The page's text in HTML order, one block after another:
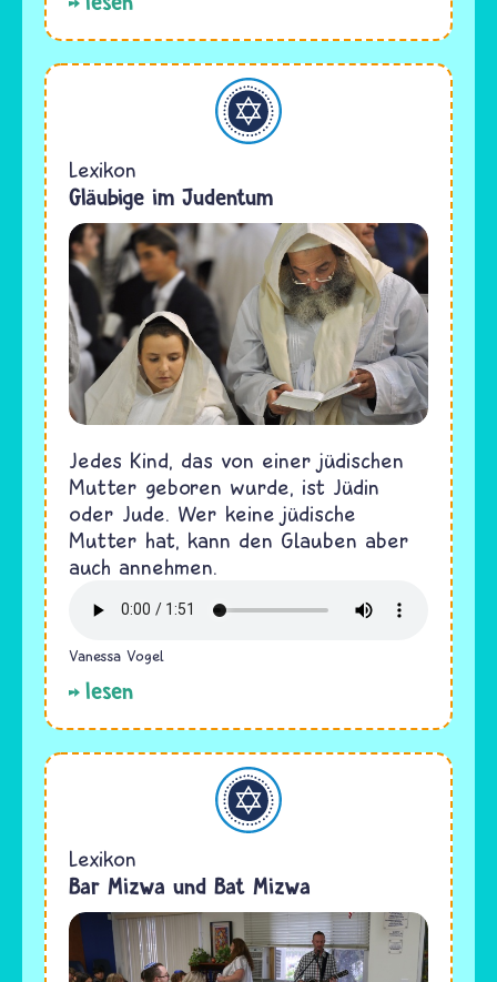
Judentum
Lexikon
Gläubige im Judentum
Jedes Kind, das von einer jüdischen
Mutter geboren wurde, ist Jüdin
oder Jude. Wer keine jüdische
Mutter hat, kann den Glauben aber
auch annehmen.
Vanessa Vogel
lesen
Judentum
Lexikon
Bar Mizwa und Bat Mizwa